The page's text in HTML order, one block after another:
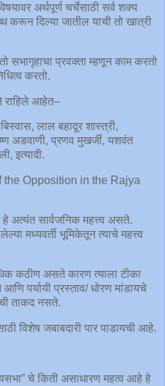
अर्थपूर्ण चर्चेसाठी सर्व शक्य
करून दिल्या जातील याची तो खात्री
सभागृहाचा प्रवक्ता म्हणून काम करतो
करतो.
राहिले आहेत–
लाल बहादूर शास्त्री,
अडवाणी, प्रणव मुखर्जी, यशवंत
इत्यादी.
the Opposition in the Rajya
हे अत्यंत सार्वजनिक महत्त्व असते.
मध्यवर्ती भूमिकेतून त्याचे महत्त्व
कठीण असते कारण त्याला टीका
पर्यायी प्रस्ताव/ धोरण मांडायचे
ताकद नसते.
विशेष जबाबदारी पार पाडायची आहे.
चे किती असाधारण महत्व आहे हे